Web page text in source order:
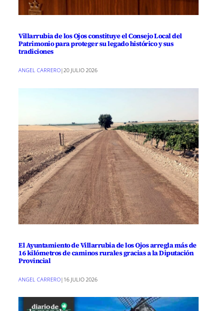
Villarrubia de los Ojos constituye el Consejo Local del
Patrimonio para proteger su legado histórico y sus
tradiciones
ANGEL CARRERO|20 JULIO 2026
El Ayuntamiento de Villarrubia de los Ojos arregla más de
16 kilómetros de caminos rurales gracias a la Diputación
Provincial
ANGEL CARRERO| 16 JULIO 2026